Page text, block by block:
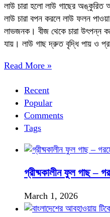
পদ্ধতিতে
চাষ
ও
যত্নের
লাউ চারা হলো লাউ গাছের অঙ্কুরিত
লাউ চারা বপন করলে লাউ ফলন
লাভজনক। বীজ থেকে চারা উৎপন্ন
যায়। লাউ গাছ দ্রুত বৃদ্ধি পায় ও
Read More »
Recent
Popular
Comments
Tags
গ্রীষ্মকালীন ফুল গাছ –
March 1, 2026